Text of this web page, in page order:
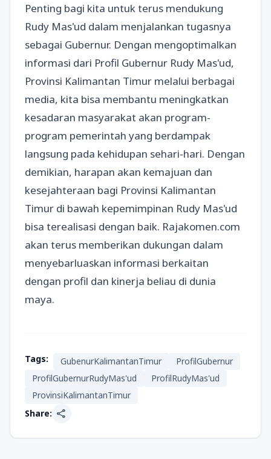
Penting bagi kita untuk terus mendukung
Rudy Mas'ud dalam menjalankan tugasnya
sebagai Gubernur. Dengan mengoptimalkan
informasi dari Profil Gubernur Rudy Mas'ud,
Provinsi Kalimantan Timur melalui berbagai
media, kita bisa membantu meningkatkan
kesadaran masyarakat akan program-
program pemerintah yang berdampak
langsung pada kehidupan sehari-hari. Dengan
demikian, harapan akan kemajuan dan
kesejahteraan bagi Provinsi Kalimantan
Timur di bawah kepemimpinan Rudy Mas'ud
bisa terealisasi dengan baik. Rajakomen.com
akan terus memberikan dukungan dalam
menyebarluaskan informasi berkaitan
dengan profil dan kinerja beliau di dunia
maya.
Tags: GubenurKalimantanTimur
ProfilGubernur
ProfilGubernurRudyMas'ud
ProfilRudyMas'ud
ProvinsiKalimantanTimur
Share: share